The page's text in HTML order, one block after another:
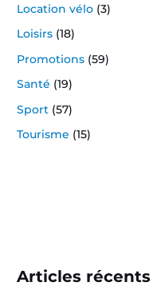
Location vélo (3)
Loisirs (18)
Promotions (59)
Santé (19)
Sport (57)
Tourisme (15)
Articles récents